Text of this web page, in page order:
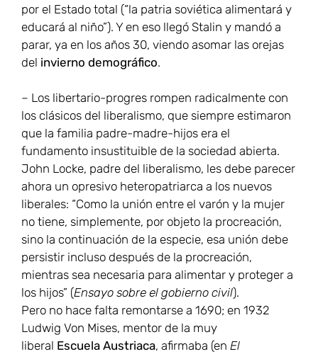
por el Estado total (“la patria soviética alimentará y
educará al niño”). Y en eso llegó Stalin y mandó a
parar, ya en los años 30, viendo asomar las orejas
del invierno demográfico.
– Los libertario-progres rompen radicalmente con
los clásicos del liberalismo, que siempre estimaron
que la familia padre-madre-hijos era el
fundamento insustituible de la sociedad abierta.
John Locke, padre del liberalismo, les debe parecer
ahora un opresivo heteropatriarca a los nuevos
liberales: “Como la unión entre el varón y la mujer
no tiene, simplemente, por objeto la procreación,
sino la continuación de la especie, esa unión debe
persistir incluso después de la procreación,
mientras sea necesaria para alimentar y proteger a
los hijos” (Ensayo sobre el gobierno civil).
Pero no hace falta remontarse a 1690; en 1932
Ludwig Von Mises, mentor de la muy
liberal Escuela Austriaca, afirmaba (en El